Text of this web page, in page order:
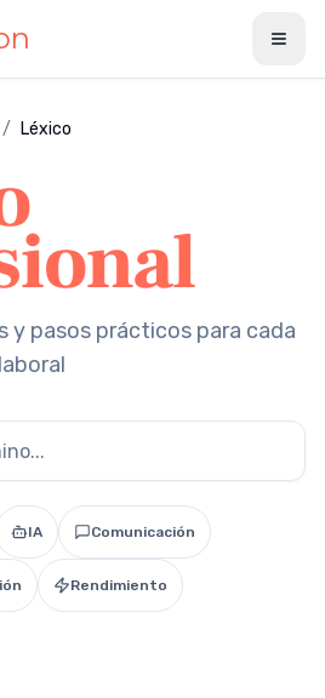
/ Léxico
y pasos prácticos para cada
IA Comunicación
Rendimiento